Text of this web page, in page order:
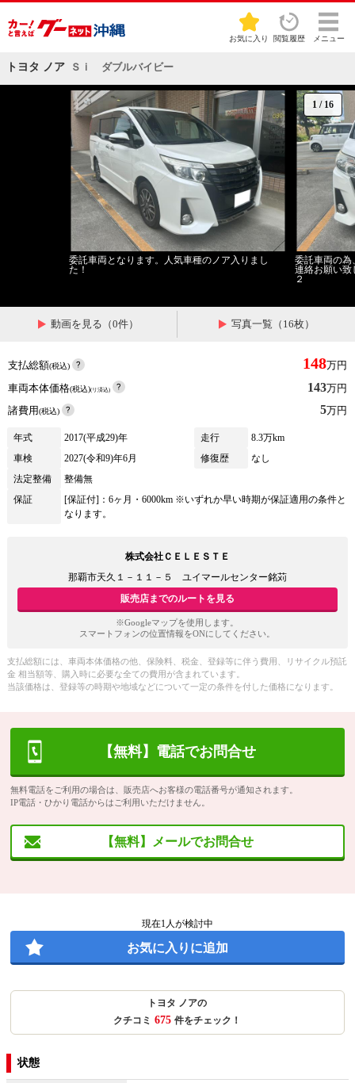
お気に入り 閲覧履歴 メニュー
トヨタ ノア Ｓｉ ダブルバイビー
1 / 16
委託車両となります。人気車種のノア入りまし
た！
委託車両の為
連絡お願い致
２
動画を見る（0件） 写真一覧（16枚）
支払総額(税込) 148万円
車両本体価格(税込)(リ済込) 143万円
諸費用(税込) 5万円
年式 2017(平成29)年 走行
8.3万km
車検
2027(令和9)年6月 修復歴
なし
法定整備
整備無
保証
[保証付]：6ヶ月・6000km ※いずれか早い時期が保証適用の条件と
なります。
株式会社ＣＥＬＥＳＴＥ
那覇市天久１－１１－５ ユイマールセンター銘苅
販売店までのルートを見る
※Googleマップを使用します。
スマートフォンの位置情報をONにしてください。
支払総額には、車両本体価格の他、保険料、税金、登録等に伴う費用、リサイクル預託
金 相当額等、購入時に必要な全ての費用が含まれています。
当該価格は、登録等の時期や地域などについて一定の条件を付した価格になります。
【無料】電話でお問合せ
無料電話をご利用の場合は、販売店へお客様の電話番号が通知されます。
IP電話・ひかり電話からはご利用いただけません。
【無料】メールでお問合せ
現在1人が検討中
お気に入りに追加
トヨタ ノアの
クチコミ 675 件をチェック！
状態